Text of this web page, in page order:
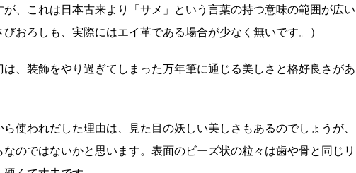
、これは日本古来より「サメ」という言葉の持つ意味の範囲が広い
びおろしも、実際にはエイ革である場合が少なく無いです。）
、装飾をやり過ぎてしまった万年筆に通じる美しさと格好良さがあ
使われだした理由は、見た目の妖しい美しさもあるのでしょうが、
のではないかと思います。表面のビーズ状の粒々は歯や骨と同じリ